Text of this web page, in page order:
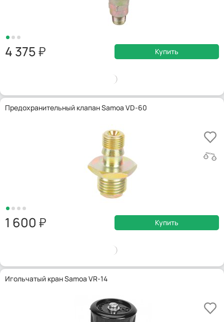
4 375 Купить
Предохранительный клапан Samoa VD-60
1 600 Купить
Игольчатый кран Samoa VR-14